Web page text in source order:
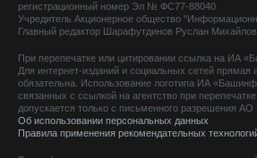
регистрационный номер Эл № ФС77-88040
Учредитель Акционерное общество
Главный редактор Шарафутдинов Руслан
При перепечатке или цитировании ссылка на ИА
Для интернет-изданий и социальных сетей прямая
обязательна. Использование логотипа ИА
связанных с ссылкой на агентство при
допускается только с письменного разрешения
Об использовании персональных данных
Правила применения рекомендательных